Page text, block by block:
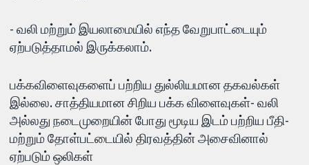
- வலி மற்றும் இயலாமையில் எந்த வேறுபாட்டையும்
ஏற்படுத்தாமல் இருக்கலாம்.
பக்கவிளைவுகளைப் பற்றிய துல்லியமான தகவல்கள்
இல்லை. சாத்தியமான சிறிய பக்க விளைவுகள்- வலி
அல்லது நடைமுறையின் போது மூடிய இடம் பற்றிய பீதி-
மற்றும் தோள்பட்டையில் திரவத்தின் அசைவினால்
ஏற்படும் ஒலிகள்